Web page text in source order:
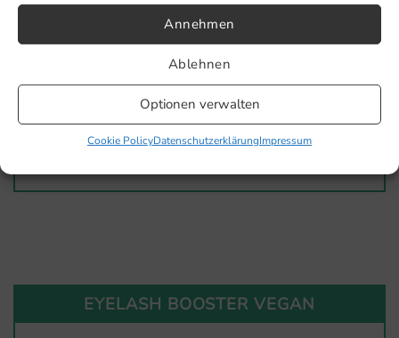
Annehmen
Ablehnen
Optionen verwalten
Cookie PolicyDatenschutzerklärungImpressum
Aminosäuren
Panthenol
zum Shop
EYELASH BOOSTER VEGAN